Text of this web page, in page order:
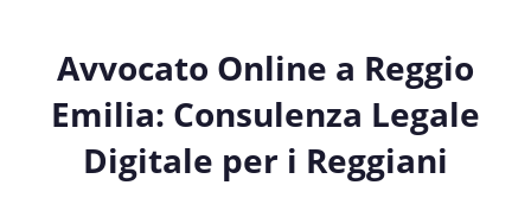
Avvocato Online a Reggio
Emilia: Consulenza Legale
Digitale per i Reggiani